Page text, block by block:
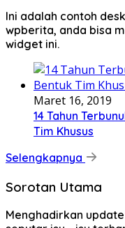
Ini adalah contoh
wpberita, anda bisa
widget ini.
Maret 16, 2019
14 Tahun
Tim Khusus
Selengkapnya
Sorotan Utama
Menghadirkan